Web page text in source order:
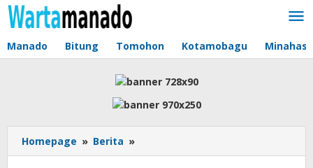
Lewati
ke
Manado Bitung Tomohon Kotamobagu Minahasa
Homepage » Berita »
JIPS